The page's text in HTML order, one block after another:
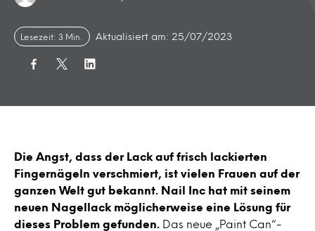
Lesezeit: 3 Min. Aktualisiert am: 25/07/2023
Die Angst, dass der Lack auf frisch lackierten
Fingernägeln verschmiert, ist vielen Frauen auf der
ganzen Welt gut bekannt. Nail Inc hat mit seinem
neuen Nagellack möglicherweise eine Lösung für
dieses Problem gefunden
Das neue „Paint Can“-